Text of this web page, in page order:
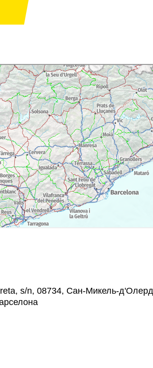
s/n, 08734, Сан-Микель-